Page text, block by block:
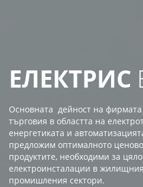
ЕЛЕКТРИС
Основната дейност на
търговия в областта на
енергетиката и
предложим оптималното
продуктите, необходими за
електроинсталации в
промишления сектори.